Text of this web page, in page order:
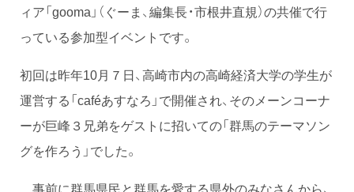
ィア「gooma」（ぐーま、編集長・市根井直規）の共催で行
っている参加型イベントです。
初回は昨年10月７日、高崎市内の高崎経済大学の学生が
運営する「caféあすなろ」で開催され、そのメーンコーナ
ーが巨峰３兄弟をゲストに招いての「群馬のテーマソン
グを作ろう」でした。
事前に群馬県民と群馬を愛する県外のみなさんから、